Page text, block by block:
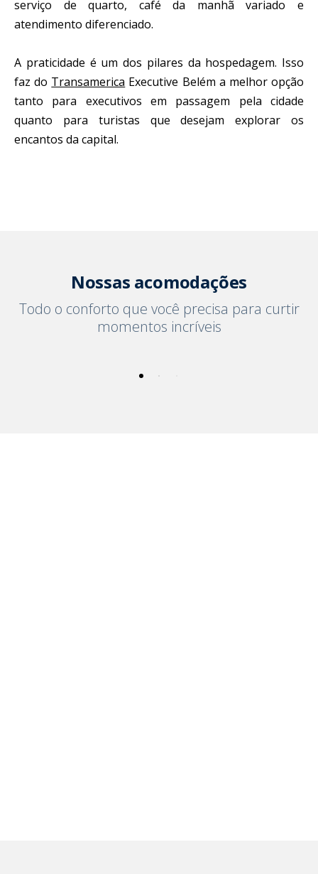
serviço de quarto, café da manhã variado e
atendimento diferenciado.
A praticidade é um dos pilares da hospedagem. Isso
faz do Transamerica Executive Belém a melhor opção
tanto para executivos em passagem pela cidade
quanto para turistas que desejam explorar os
encantos da capital.
Nossas acomodações
Todo o conforto que você precisa para curtir
momentos incríveis